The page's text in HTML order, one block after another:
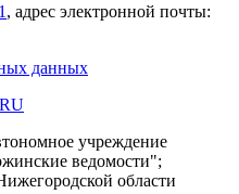
, адрес электронной почты:
данных
учреждение
ведомости";
области